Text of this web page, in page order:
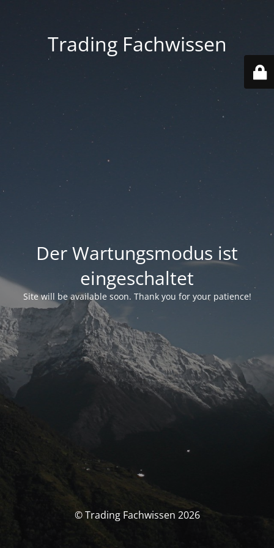
Trading Fachwissen
Der Wartungsmodus ist
eingeschaltet
Site will be available soon. Thank you for your patience!
© Trading Fachwissen 2026